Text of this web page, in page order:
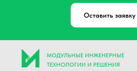
Оставить заявку
МОДУЛЬНЫЕ ИНЖЕНЕРНЫЕ
ТЕХНОЛОГИИ И РЕШЕНИЯ